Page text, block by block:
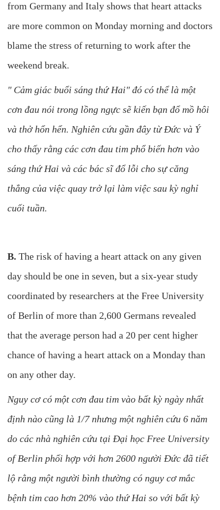
from Germany and Italy shows that heart attacks
are more common on Monday morning and doctors
blame the stress of returning to work after the
weekend break.
" Cảm giác buổi sáng thứ Hai" đó có thể là một
cơn đau nói trong lồng ngực sẽ kiến bạn đổ mồ hôi
và thở hổn hển. Nghiên cứu gần đây từ Đức và Ý
cho thấy rằng các cơn đau tim phổ biến hơn vào
sáng thứ Hai và các bác sĩ đổ lỗi cho sự căng
thẳng của việc quay trở lại làm việc sau kỳ nghỉ
cuối tuần.
B. The risk of having a heart attack on any given
day should be one in seven, but a six-year study
coordinated by researchers at the Free University
of Berlin of more than 2,600 Germans revealed
that the average person had a 20 per cent higher
chance of having a heart attack on a Monday than
on any other day.
Nguy cơ có một cơn đau tim vào bất kỳ ngày nhất
định nào cũng là 1/7 nhưng một nghiên cứu 6 năm
do các nhà nghiên cứu tại Đại học Free University
of Berlin phối hợp với hơn 2600 người Đức đã tiết
lộ rằng một người bình thường có nguy cơ mắc
bệnh tim cao hơn 20% vào thứ Hai so với bất kỳ